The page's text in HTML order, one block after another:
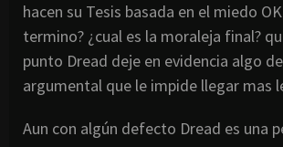
hacen su Tesis basada en el miedo
termino? ¿cual es la moraleja final?
punto Dread deje en evidencia algo
argumental que le impide llegar mas
Aun con algún defecto Dread es una